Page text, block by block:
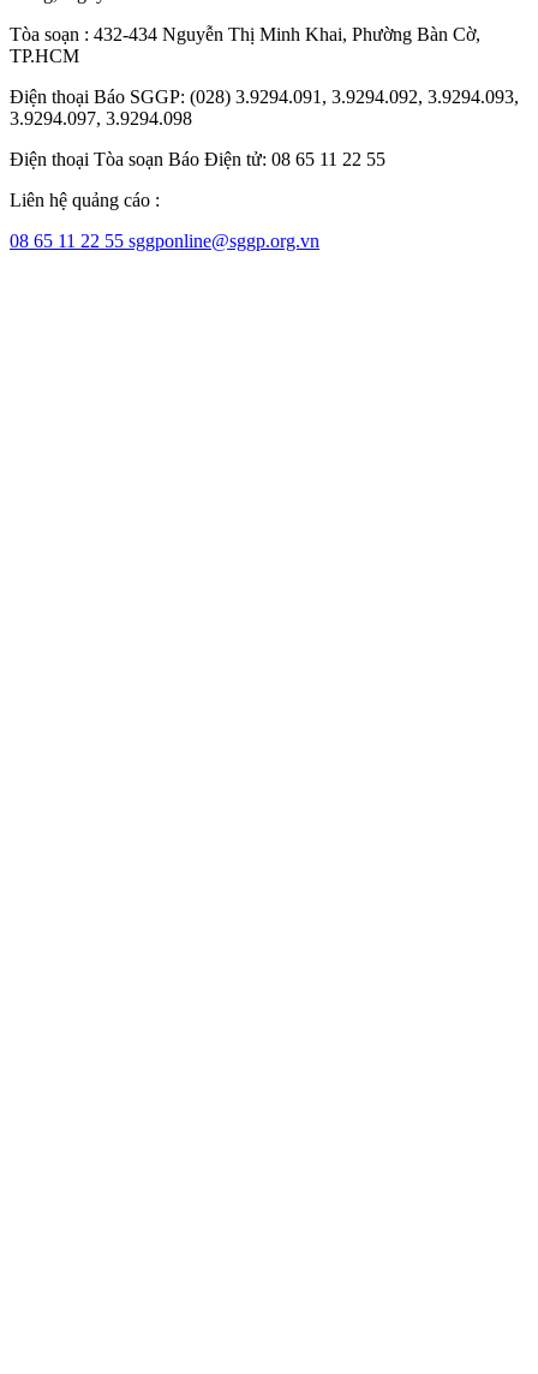
Tòa soạn : 432-434 Nguyễn Thị Minh Khai, Phường Bàn Cờ,
TP.HCM
Điện thoại Báo SGGP: (028) 3.9294.091, 3.9294.092, 3.9294.093,
3.9294.097, 3.9294.098
Điện thoại Tòa soạn Báo Điện tử: 08 65 11 22 55
Liên hệ quảng cáo :
08 65 11 22 55 sggponline@sggp.org.vn